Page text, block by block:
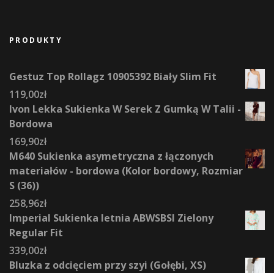
PRODUKTY
Gestuz Top Rollagz 10905392 Biały Slim Fit
119,00zł
Ivon Lekka Sukienka W Serek Z Gumką W Talii -
Bordowa
169,90zł
M640 Sukienka asymetryczna z łączonych
materiałów - bordowa (Kolor bordowy, Rozmiar
S (36))
258,96zł
Imperial Sukienka letnia ABWSBSI Zielony
Regular Fit
339,00zł
Bluzka z odcięciem przy szyi (Gołębi, XS)